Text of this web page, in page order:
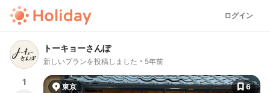
ログイン
トーキョーさんぽ
新しいプランを投稿しました 5年前
1 東京 6